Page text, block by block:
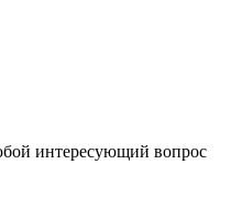
интересующий вопрос